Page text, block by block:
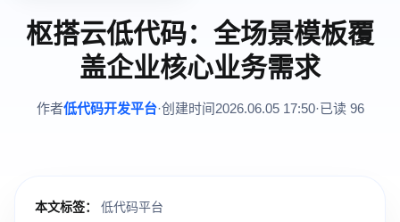
枢搭云低代码：全场景模板覆
盖企业核心业务需求
作者低代码开发平台·创建时间2026.06.05 17:50·已读 96
本文标签： 低代码平台